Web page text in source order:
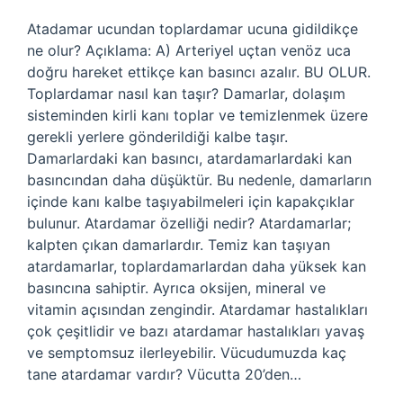
Atadamar ucundan toplardamar ucuna gidildikçe
ne olur? Açıklama: A) Arteriyel uçtan venöz uca
doğru hareket ettikçe kan basıncı azalır. BU OLUR.
Toplardamar nasıl kan taşır? Damarlar, dolaşım
sisteminden kirli kanı toplar ve temizlenmek üzere
gerekli yerlere gönderildiği kalbe taşır.
Damarlardaki kan basıncı, atardamarlardaki kan
basıncından daha düşüktür. Bu nedenle, damarların
içinde kanı kalbe taşıyabilmeleri için kapakçıklar
bulunur. Atardamar özelliği nedir? Atardamarlar;
kalpten çıkan damarlardır. Temiz kan taşıyan
atardamarlar, toplardamarlardan daha yüksek kan
basıncına sahiptir. Ayrıca oksijen, mineral ve
vitamin açısından zengindir. Atardamar hastalıkları
çok çeşitlidir ve bazı atardamar hastalıkları yavaş
ve semptomsuz ilerleyebilir. Vücudumuzda kaç
tane atardamar vardır? Vücutta 20’den…